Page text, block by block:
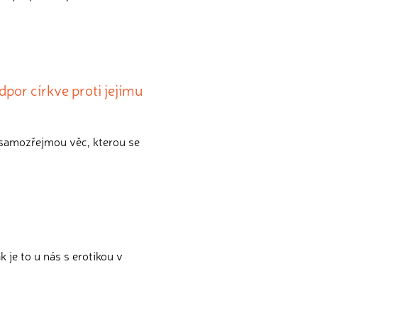
církve proti jejímu
věc, kterou se
je to u nás s erotikou v